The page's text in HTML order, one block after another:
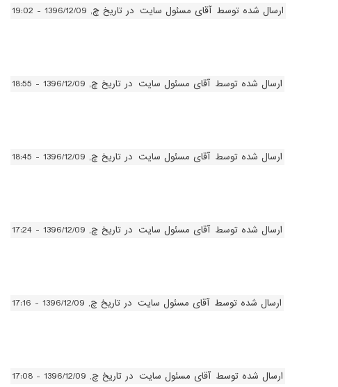
ارسال شده توسط آقای مسئول سایت در تاریخ چ, 1396/12/09 - 19:02
ارسال شده توسط آقای مسئول سایت در تاریخ چ, 1396/12/09 - 18:55
ارسال شده توسط آقای مسئول سایت در تاریخ چ, 1396/12/09 - 18:45
ارسال شده توسط آقای مسئول سایت در تاریخ چ, 1396/12/09 - 17:24
ارسال شده توسط آقای مسئول سایت در تاریخ چ, 1396/12/09 - 17:16
ارسال شده توسط آقای مسئول سایت در تاریخ چ, 1396/12/09 - 17:08